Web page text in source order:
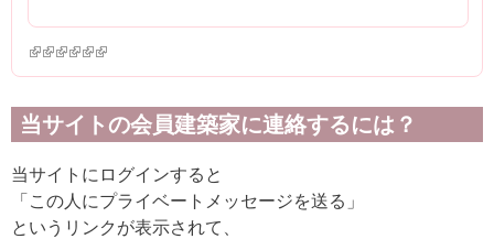
(link is external)
(link is external)
(link is external)
(link is external)
(link is external)
(link is external)
当サイトの会員建築家に連絡するには？
当サイトにログインすると
「この人にプライベートメッセージを送る」
というリンクが表示されて、